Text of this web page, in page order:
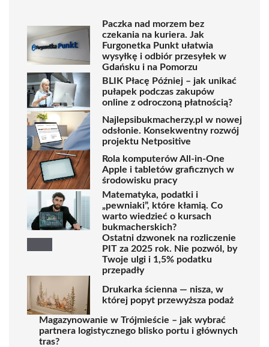
Paczka nad morzem bez
czekania na kuriera. Jak
Furgonetka Punkt ułatwia
wysyłkę i odbiór przesyłek w
Gdańsku i na Pomorzu
BLIK Płacę Później – jak unikać
pułapek podczas zakupów
online z odroczoną płatnością?
Najlepsibukmacherzy.pl w nowej
odsłonie. Konsekwentny rozwój
projektu Netpositive
Rola komputerów All-in-One
Apple i tabletów graficznych w
środowisku pracy
Matematyka, podatki i
„pewniaki”, które kłamią. Co
warto wiedzieć o kursach
bukmacherskich?
Ostatni dzwonek na rozliczenie
PIT za 2025 rok. Nie pozwól, by
Twoje ulgi i 1,5% podatku
przepadły
Drukarka ścienna — nisza, w
której popyt przewyższa podaż
Magazynowanie w Trójmieście – jak wybrać
partnera logistycznego blisko portu i głównych
tras?